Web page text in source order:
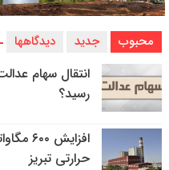
محبوب جدید دیدگاهها
رسید؟
حرارتی تبریز